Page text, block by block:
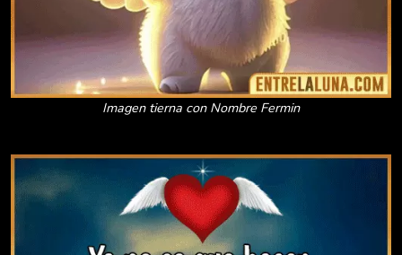
Imagen tierna con Nombre Fermin